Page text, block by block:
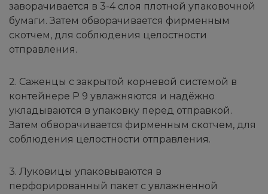
заворачивается в 3-4 слоя плотной упаковочной
бумаги. Затем обворачивается фирменным
скотчем, для соблюдения целостности
отправления.
2. Саженцы с закрытой корневой системой в
контейнере Р 9 увлажняются и надёжно
укладываются в упаковку перед отправкой.
Затем обворачивается фирменным скотчем, для
соблюдения целостности отправления.
3. Луковицы упаковываются в
перфорированный пакет с увлажненной